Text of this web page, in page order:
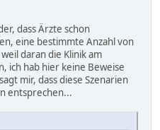
dass Ärzte schon
eine bestimmte Anzahl von
daran die Klinik am
ich hab hier keine Beweise
mir, dass diese Szenarien
entsprechen...